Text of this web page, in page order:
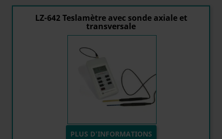
LZ-642 Teslamètre avec sonde axiale et
transversale
PLUS D'INFORMATIONS